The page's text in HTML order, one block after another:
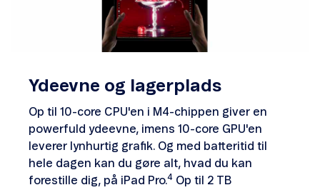
Ydeevne og lagerplads
Op til 10-core CPU'en i M4-chippen giver en
powerfuld ydeevne, imens 10-core GPU'en
leverer lynhurtig grafik. Og med batteritid til
hele dagen kan du gøre alt, hvad du kan
forestille dig, på iPad Pro.4 Op til 2 TB